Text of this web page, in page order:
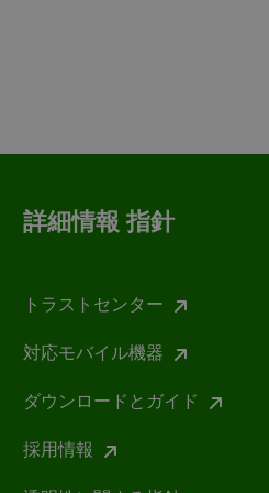
詳細情報 指針
トラストセンター
対応モバイル機器
ダウンロードとガイド
採用情報